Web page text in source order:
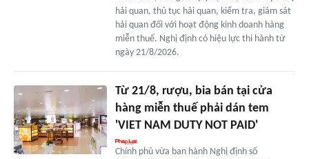
hải quan, thủ tục hải quan, kiểm tra, giám sát
hải quan đối với hoạt động kinh doanh hàng
miễn thuế. Nghị định có hiệu lực thi hành từ
ngày 21/8/2026.
Từ 21/8, rượu, bia bán tại cửa
hàng miễn thuế phải dán tem
'VIET NAM DUTY NOT PAID'
Chính phủ vừa ban hành Nghị định số